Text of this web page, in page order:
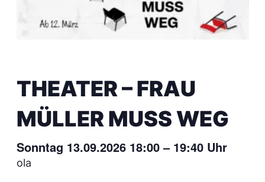
THEATER – FRAU
MÜLLER MUSS WEG
Sonntag 13.09.2026 18:00– 19:40Uhr
ola